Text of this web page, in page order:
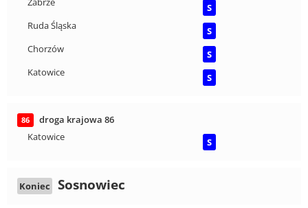
S
Ruda Śląska
S
Chorzów
S
Katowice
S
86
droga krajowa 86
Katowice
S
Koniec Sosnowiec